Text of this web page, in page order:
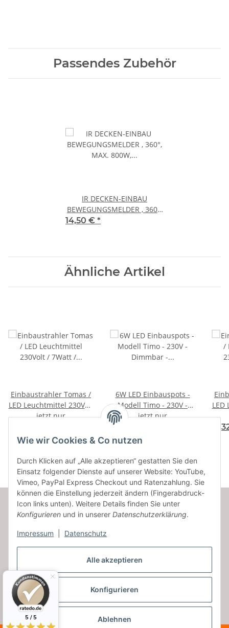
Alle akzeptieren
Konfigurieren
Ablehnen
Wie wir Cookies & Co nutzen
Durch Klicken auf „Alle akzeptieren“ gestatten Sie den
Einsatz folgender Dienste auf unserer Website: YouTube,
Vimeo, PayPal Express Checkout und Ratenzahlung. Sie
können die Einstellung jederzeit ändern (Fingerabdruck-
Icon links unten). Weitere Details finden Sie unter
Konfigurieren und in unserer Datenschutzerklärung.
Impressum Datenschutz
Passendes Zubehör
IR DECKEN-EINBAU
BEWEGUNGSMELDER , 360°,
MAX. 800W, IP65, LED
14,50 € *
Ähnliche Artikel
Einbaustrahler Tomas /
LED Leuchtmittel 230Volt
/ 7Watt / dimmbar
jetzt nur
6W LED Einbauspots -
Modell Timo - 230V -
Dimmbar - Bohrloch 68
jetzt nur
13,84 € -
LED
Vertrag widerrufen
* Alle Preise inkl. gesetzlicher USt., zzgl.
5 / 5